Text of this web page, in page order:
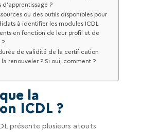
?
ou des outils disponibles pour
à identifier les modules ICDL
en fonction de leur profil et de
?
de validité de la certification
renouveler ? Si oui, comment ?
la
ICDL ?
présente plusieurs atouts